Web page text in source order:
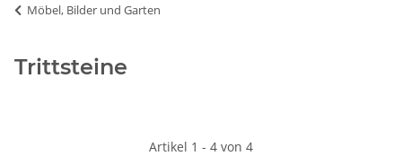
Möbel, Bilder und Garten
Trittsteine
Artikel 1 - 4 von 4